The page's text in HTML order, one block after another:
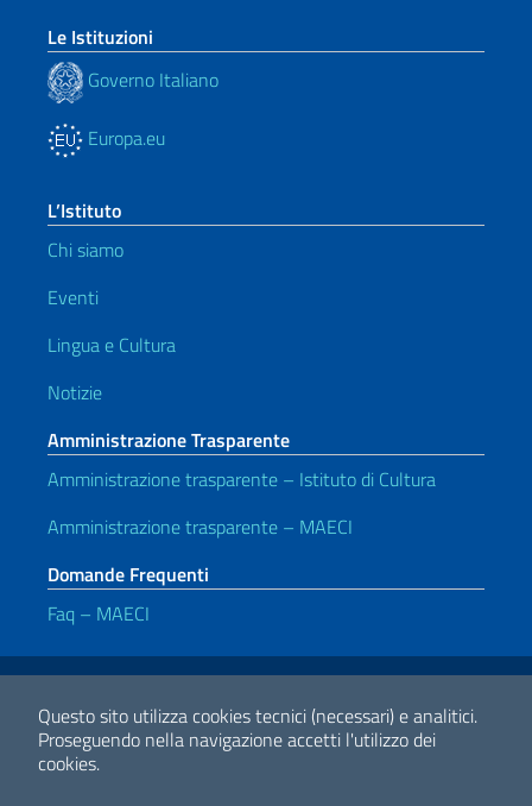
Questo sito utilizza cookies tecnici (necessari) e analitici.
Proseguendo nella navigazione accetti l'utilizzo dei
cookies.
Le Istituzioni
Governo Italiano
Europa.eu
L’Istituto
Chi siamo
Eventi
Lingua e Cultura
Notizie
Amministrazione Trasparente
Amministrazione trasparente – Istituto di Cultura
Amministrazione trasparente – MAECI
Domande Frequenti
Faq – MAECI
Link Utili